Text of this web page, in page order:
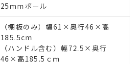
25ｍｍポール
（棚板のみ）幅61×奥行46×高
185.5cm
（ハンドル含む）幅72.5×奥行
46×高185.5ｃｍ